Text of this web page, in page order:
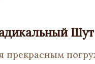
Шут
прекрасным